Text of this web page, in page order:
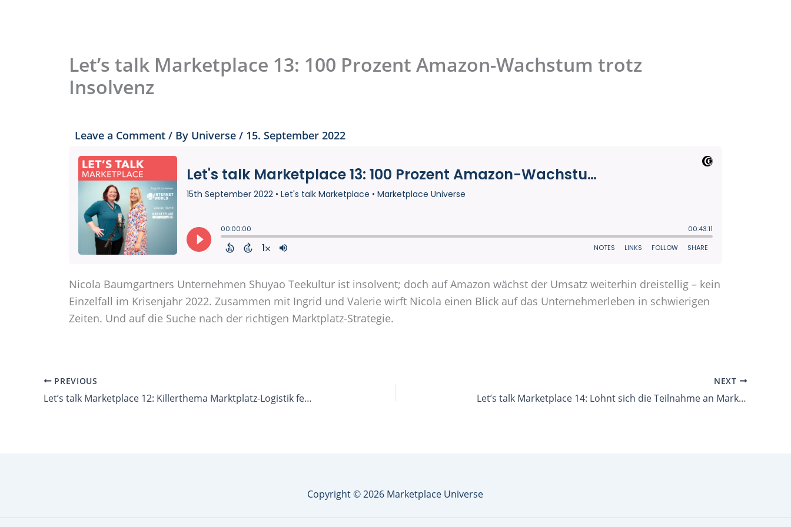
Let’s talk Marketplace 13: 100 Prozent Amazon-Wachstum trotz
Insolvenz
Leave a Comment / By Universe / 15. September 2022
Nicola Baumgartners Unternehmen Shuyao Teekultur ist insolvent; doch auf Amazon wächst der Umsatz weiterhin dreistellig – kein
Einzelfall im Krisenjahr 2022. Zusammen mit Ingrid und Valerie wirft Nicola einen Blick auf das Unternehmerleben in schwierigen
Zeiten. Und auf die Suche nach der richtigen Marktplatz-Strategie.
PREVIOUS
Let’s talk Marketplace 12: Killerthema Marktplatz-Logistik feat. Mareike Thomas
NEXT
Let’s talk Marketplace 14: Lohnt sich die Teilnahme an Marktplatz-Piloten? feat. Tobias Stork
Copyright © 2026 Marketplace Universe